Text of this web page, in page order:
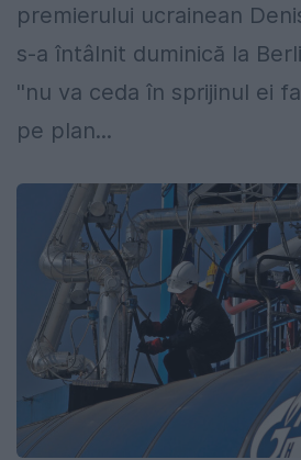
premierului ucrainean
s-a întâlnit duminică la
''nu va ceda în sprijinul ei
pe plan...